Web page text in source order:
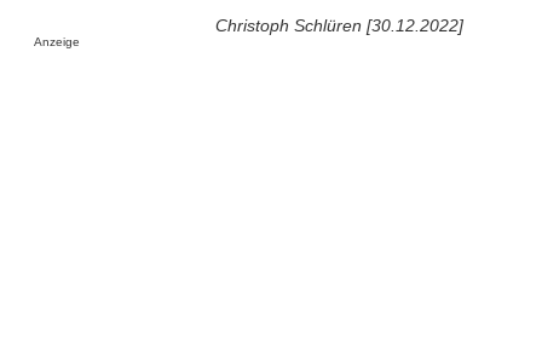
Christoph Schlüren [30.12.2022]
Anzeige